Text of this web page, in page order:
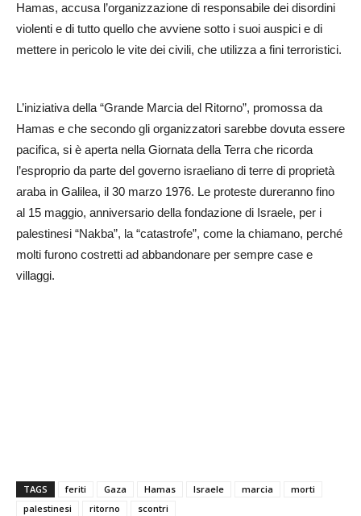
Hamas, accusa l’organizzazione di responsabile dei disordini
violenti e di tutto quello che avviene sotto i suoi auspici e di
mettere in pericolo le vite dei civili, che utilizza a fini terroristici.
L’iniziativa della “Grande Marcia del Ritorno”, promossa da
Hamas e che secondo gli organizzatori sarebbe dovuta essere
pacifica, si è aperta nella Giornata della Terra che ricorda
l’esproprio da parte del governo israeliano di terre di proprietà
araba in Galilea, il 30 marzo 1976. Le proteste dureranno fino
al 15 maggio, anniversario della fondazione di Israele, per i
palestinesi “Nakba”, la “catastrofe”, come la chiamano, perché
molti furono costretti ad abbandonare per sempre case e
villaggi.
TAGS feriti Gaza Hamas Israele marcia
morti
palestinesi
ritorno scontri